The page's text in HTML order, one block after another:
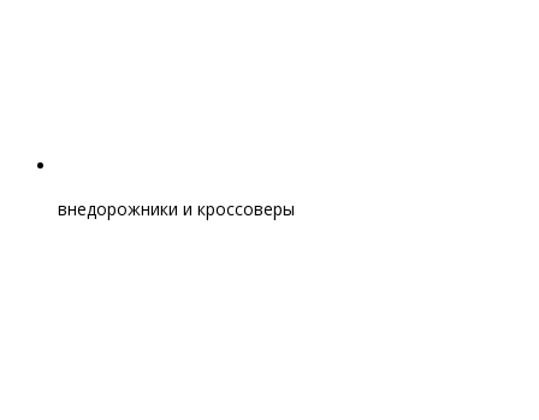
внедорожники и кроссоверы